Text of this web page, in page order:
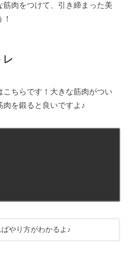
筋肉をつけて、引き締まった美
レ
ちらです！大きな筋肉がつい
を鍛ると良いですよ♪
やり方がわかるよ♪